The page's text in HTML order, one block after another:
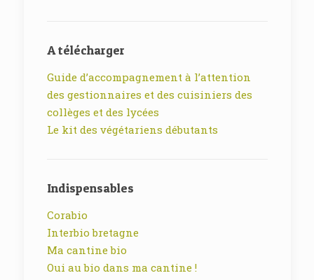
A télécharger
Guide d’accompagnement à l’attention
des gestionnaires et des cuisiniers des
collèges et des lycées
Le kit des végétariens débutants
Indispensables
Corabio
Interbio bretagne
Ma cantine bio
Oui au bio dans ma cantine !